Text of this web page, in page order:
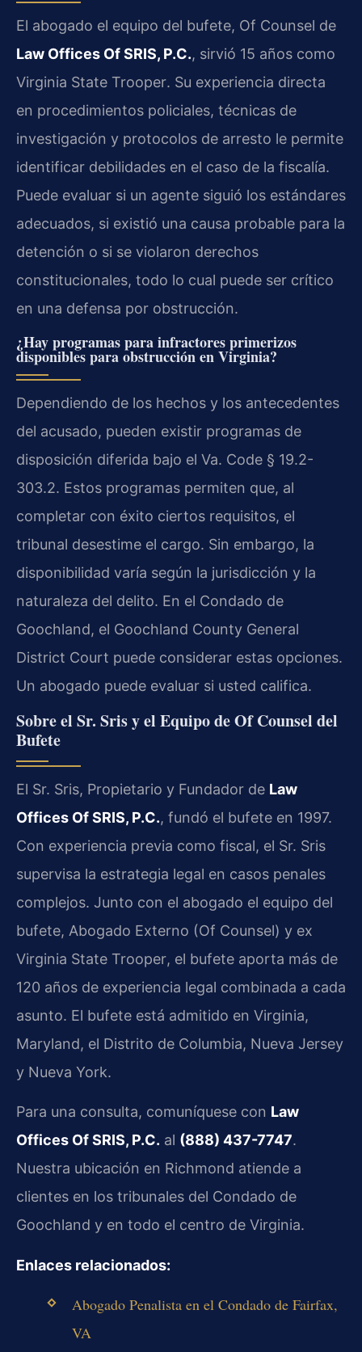
El abogado el equipo del bufete, Of Counsel de
Law Offices Of SRIS, P.C., sirvió 15 años como
Virginia State Trooper. Su experiencia directa
en procedimientos policiales, técnicas de
investigación y protocolos de arresto le permite
identificar debilidades en el caso de la fiscalía.
Puede evaluar si un agente siguió los estándares
adecuados, si existió una causa probable para la
detención o si se violaron derechos
constitucionales, todo lo cual puede ser crítico
en una defensa por obstrucción.
¿Hay programas para infractores primerizos
disponibles para obstrucción en Virginia?
Dependiendo de los hechos y los antecedentes
del acusado, pueden existir programas de
disposición diferida bajo el Va. Code § 19.2-
303.2. Estos programas permiten que, al
completar con éxito ciertos requisitos, el
tribunal desestime el cargo. Sin embargo, la
disponibilidad varía según la jurisdicción y la
naturaleza del delito. En el Condado de
Goochland, el Goochland County General
District Court puede considerar estas opciones.
Un abogado puede evaluar si usted califica.
Sobre el Sr. Sris y el Equipo deOf Counsel del
Bufete
El Sr. Sris, Propietario y Fundador de Law
Offices Of SRIS, P.C., fundó el bufete en 1997.
Con experiencia previa como fiscal, el Sr. Sris
supervisa la estrategia legal en casos penales
complejos. Junto con el abogado el equipo del
bufete, Abogado Externo (Of Counsel) y ex
Virginia State Trooper, el bufete aporta más de
120 años de experiencia legal combinada a cada
asunto. El bufete está admitido en Virginia,
Maryland, el Distrito de Columbia, Nueva Jersey
y Nueva York.
Para una consulta, comuníquese con Law
Offices Of SRIS, P.C. al (888) 437-7747.
Nuestra ubicación en Richmond atiende a
clientes en los tribunales del Condado de
Goochland y en todo el centro de Virginia.
Enlaces relacionados:
Abogado Penalista en el Condado de Fairfax,
VA